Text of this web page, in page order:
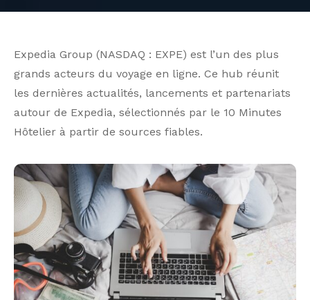
Expedia Group (NASDAQ : EXPE) est l’un des plus
grands acteurs du voyage en ligne. Ce hub réunit
les dernières actualités, lancements et partenariats
autour de Expedia, sélectionnés par le 10 Minutes
Hôtelier à partir de sources fiables.